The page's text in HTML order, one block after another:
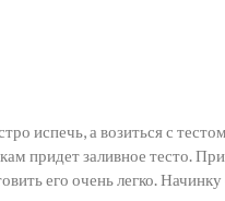
испечь, а возиться с
придет заливное тесто.
его очень легко.